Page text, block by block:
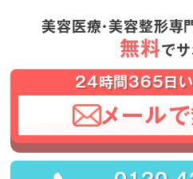
美容医療・美容整形専
無料でサ
24時間365日い
メール